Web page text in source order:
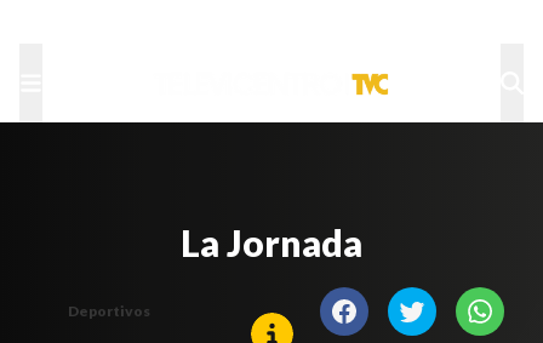
Deportivos
La Jornada